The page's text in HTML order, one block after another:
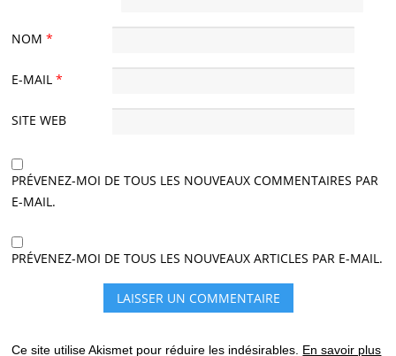
NOM*
E-MAIL*
SITE WEB
PRÉVENEZ-MOI DE TOUS LES NOUVEAUX COMMENTAIRES PAR
E-MAIL.
PRÉVENEZ-MOI DE TOUS LES NOUVEAUX ARTICLES PAR E-MAIL.
Ce site utilise Akismet pour réduire les indésirables. En savoir plus